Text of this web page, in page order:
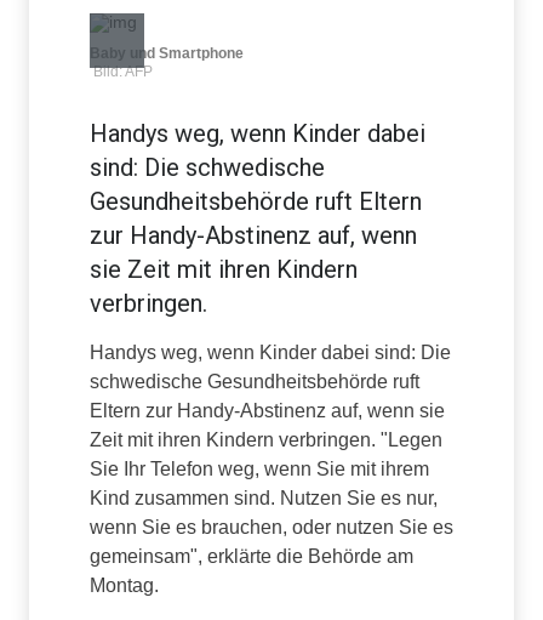
Baby und Smartphone
Bild: AFP
Handys weg, wenn Kinder dabei
sind: Die schwedische
Gesundheitsbehörde ruft Eltern
zur Handy-Abstinenz auf, wenn
sie Zeit mit ihren Kindern
verbringen.
Handys weg, wenn Kinder dabei sind: Die
schwedische Gesundheitsbehörde ruft
Eltern zur Handy-Abstinenz auf, wenn sie
Zeit mit ihren Kindern verbringen. "Legen
Sie Ihr Telefon weg, wenn Sie mit ihrem
Kind zusammen sind. Nutzen Sie es nur,
wenn Sie es brauchen, oder nutzen Sie es
gemeinsam", erklärte die Behörde am
Montag.